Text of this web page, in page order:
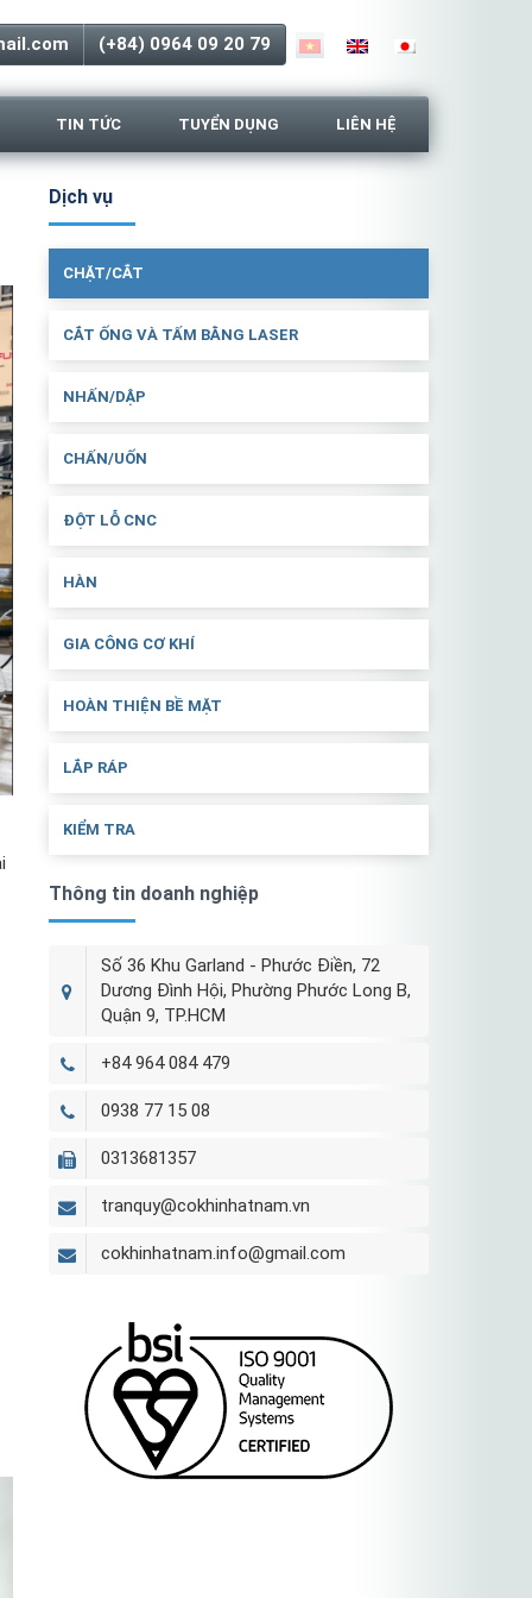
(+84) 0964 09 20 79
TIN TỨC TUYỂN DỤNG LIÊN HỆ
Dịch vụ
CHẶT/CẮT
CẮT ỐNG VÀ TẤM BẰNG LASER
NHẤN/DẬP
CHẤN/UỐN
ĐỘT LỖ CNC
HÀN
GIA CÔNG CƠ KHÍ
HOÀN THIỆN BỀ MẶT
LẮP RÁP
KIỂM TRA
Thông tin doanh nghiệp
Số 36 Khu Garland - Phước Điền, 72
Dương Đình Hội, Phường Phước Long B,
Quận 9, TP.HCM
+84 964 084 479
0938 77 15 08
0313681357
tranquy@cokhinhatnam.vn
cokhinhatnam.info@gmail.com